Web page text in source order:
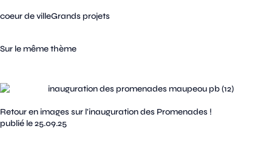
coeur de villeGrands projets
Sur le même thème
Retour en images sur l'inauguration des Promenades !
publié le 25.09.25